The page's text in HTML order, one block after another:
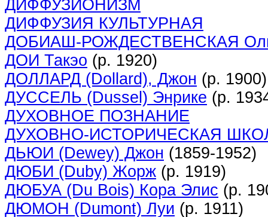
ДИФФУЗИОНИЗМ
ДИФФУЗИЯ КУЛЬТУРНАЯ
ДОБИАШ-РОЖДЕСТВЕНСКАЯ
ДОИ Такэо (р. 1920)
ДОЛЛАРД (Dollard), Джон (р. 1900)
ДУССЕЛЬ (Dussel) Энрике (р.
ДУХОВНОЕ ПОЗНАНИЕ
ДУХОВНО-ИСТОРИЧЕСКАЯ
ДЬЮИ (Dewey) Джон (1859-1952)
ДЮБИ (Duby) Жорж (р. 1919)
ДЮБУА (Du Bois) Кора Элис (р.
ДЮМОН (Dumont) Луи (р. 1911)